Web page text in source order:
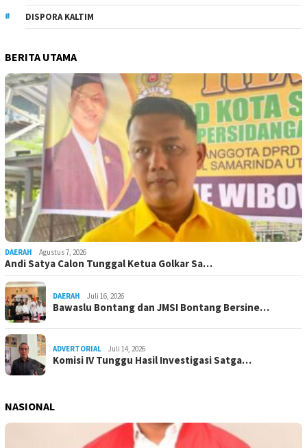
DISPORA KALTIM
BERITA UTAMA
DAERAH Agustus 7, 2026
Andi Satya Calon Tunggal Ketua Golkar Sa…
DAERAH Juli 16, 2026
Bawaslu Bontang dan JMSI Bontang Bersine…
ADVERTORIAL Juli 14, 2026
Komisi IV Tunggu Hasil Investigasi Satga…
NASIONAL